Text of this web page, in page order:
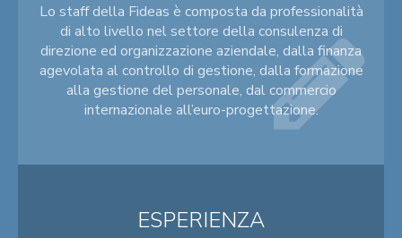
Lo staff della Fideas è composta da professionalità
di alto livello nel settore della consulenza di
direzione ed organizzazione aziendale, dalla finanza
agevolata al controllo di gestione, dalla formazione
alla gestione del personale, dal commercio
internazionale all’euro-progettazione.
ESPERIENZA